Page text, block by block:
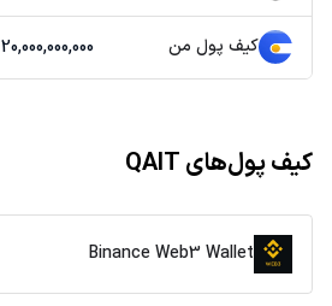
کیف پول من 20,000,000,000 ت
کیف پول‌های QAIT
Binance Web3 Wallet